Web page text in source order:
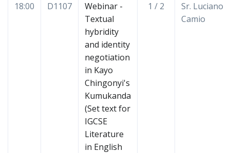
18:00 D1107
Webinar -
Textual
hybridity
and identity
negotiation
in Kayo
Chingonyi's
Kumukanda
(Set text for
IGCSE
Literature
in English
1 / 2
Sr. Luciano
Camio